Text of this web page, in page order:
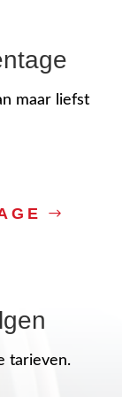
maar liefst
tarieven.